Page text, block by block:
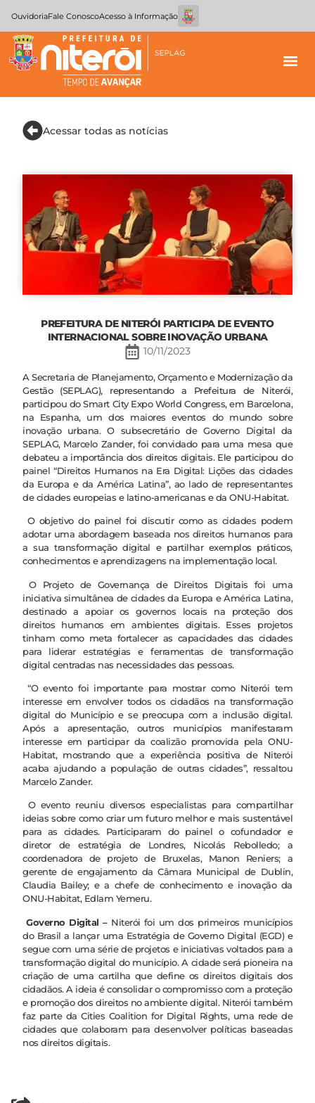
OuvidoriaFale ConoscoAcesso à Informação
Acessar todas as notícias
PREFEITURA DE NITERÓI PARTICIPA DE EVENTO
INTERNACIONAL SOBRE INOVAÇÃO URBANA
10/11/2023
A Secretaria de Planejamento, Orçamento e Modernização da
Gestão (SEPLAG), representando a Prefeitura de Niterói,
participou do Smart City Expo World Congress, em Barcelona,
na Espanha, um dos maiores eventos do mundo sobre
inovação urbana. O subsecretário de Governo Digital da
SEPLAG, Marcelo Zander, foi convidado para uma mesa que
debateu a importância dos direitos digitais. Ele participou do
painel “Direitos Humanos na Era Digital: Lições das cidades
da Europa e da América Latina”, ao lado de representantes
de cidades europeias e latino-americanas e da ONU-Habitat.
O objetivo do painel foi discutir como as cidades podem
adotar uma abordagem baseada nos direitos humanos para
a sua transformação digital e partilhar exemplos práticos,
conhecimentos e aprendizagens na implementação local.
O Projeto de Governança de Direitos Digitais foi uma
iniciativa simultânea de cidades da Europa e América Latina,
destinado a apoiar os governos locais na proteção dos
direitos humanos em ambientes digitais. Esses projetos
tinham como meta fortalecer as capacidades das cidades
para liderar estratégias e ferramentas de transformação
digital centradas nas necessidades das pessoas.
“O evento foi importante para mostrar como Niterói tem
interesse em envolver todos os cidadãos na transformação
digital do Município e se preocupa com a inclusão digital.
Após a apresentação, outros municípios manifestaram
interesse em participar da coalizão promovida pela ONU-
Habitat, mostrando que a experiência positiva de Niterói
acaba ajudando a população de outras cidades”, ressaltou
Marcelo Zander.
O evento reuniu diversos especialistas para compartilhar
ideias sobre como criar um futuro melhor e mais sustentável
para as cidades. Participaram do painel o cofundador e
diretor de estratégia de Londres, Nicolás Rebolledo; a
coordenadora de projeto de Bruxelas, Manon Reniers; a
gerente de engajamento da Câmara Municipal de Dublin,
Claudia Bailey; e a chefe de conhecimento e inovação da
ONU-Habitat, Edlam Yemeru.
Governo Digital –Niterói foi um dos primeiros municípios
do Brasil a lançar uma Estratégia de Governo Digital (EGD) e
segue com uma série de projetos e iniciativas voltados para a
transformação digital do município. A cidade será pioneira na
criação de uma cartilha que define os direitos digitais dos
cidadãos. A ideia é consolidar o compromisso com a proteção
e promoção dos direitos no ambiente digital. Niterói também
faz parte da Cities Coalition for Digital Rights, uma rede de
cidades que colaboram para desenvolver políticas baseadas
nos direitos digitais.